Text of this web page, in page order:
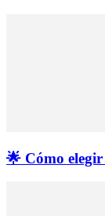
🌟 Cómo